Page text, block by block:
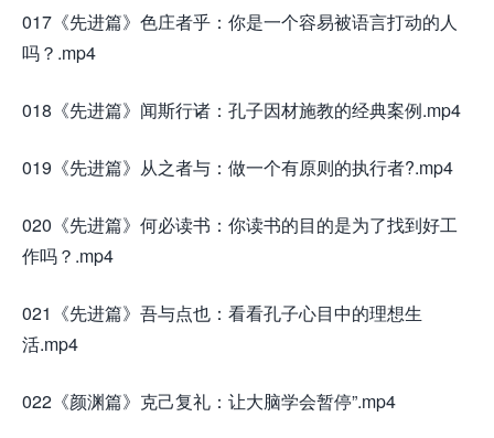
017《先进篇》色庄者乎：你是一个容易被语言打动的人
吗？.mp4
018《先进篇》闻斯行诸：孔子因材施教的经典案例.mp4
019《先进篇》从之者与：做一个有原则的执行者?.mp4
020《先进篇》何必读书：你读书的目的是为了找到好工
作吗？.mp4
021《先进篇》吾与点也：看看孔子心目中的理想生
活.mp4
022《颜渊篇》克己复礼：让大脑学会暂停”.mp4